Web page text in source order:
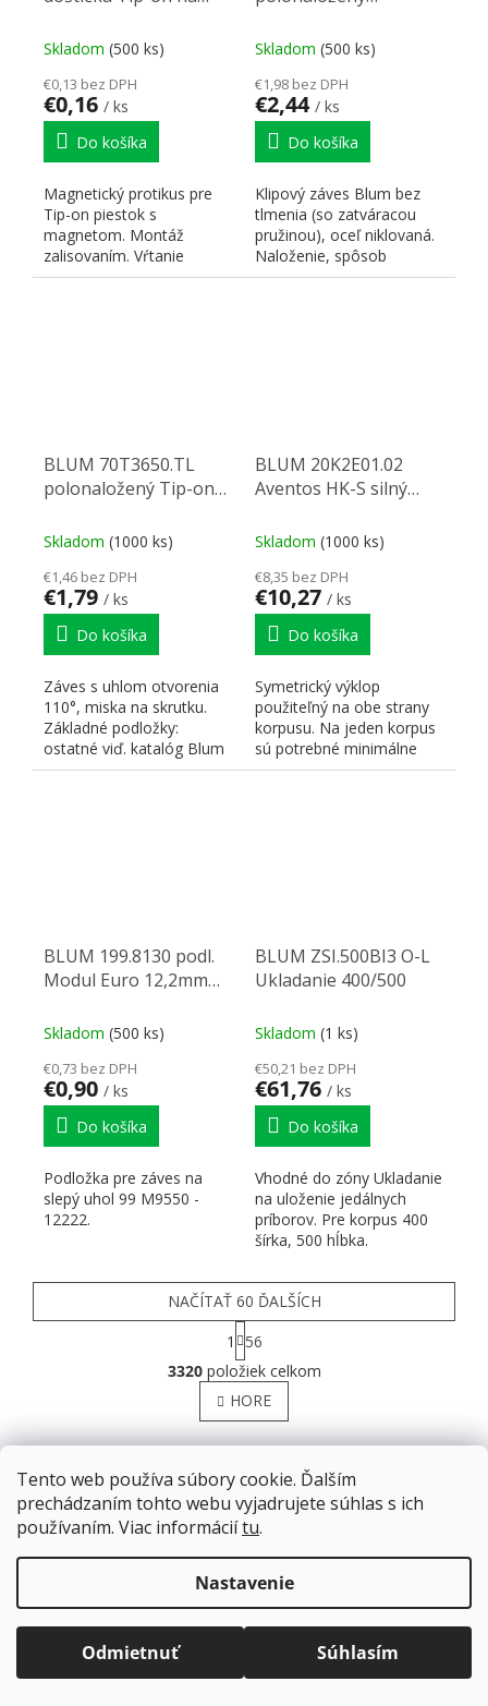
Tento web používa súbory cookie. Ďalším
prechádzaním tohto webu vyjadrujete súhlas s ich
používaním. Viac informáciítu.
Nastavenie
Odmietnuť Súhlasím
Doprava zadarmopre balíkové zásielky v hodnote
nad120 EUR*.
Balíky zasielame už od4 EUR.
ZRÝCHĽUJEME.
Skladom (500 ks)
€0,13 bez DPH
€0,16 / ks
Do košíka
Magnetický protikus pre
Tip-on piestok s
magnetom. Montáž
zalisovaním. Vŕtanie
D5×10 mm.
Skladom (500 ks)
€1,98 bez DPH
€2,44 / ks
Do košíka
Klipový záves Blum bez
tlmenia (so zatváracou
pružinou), oceľ niklovaná.
Naloženie, spôsob
prichytenia misky do...
BLUM 70T3650.TL
polonaložený Tip-on
Skladom (1000 ks)
€1,46 bez DPH
€1,79 / ks
Do košíka
Záves s uhlom otvorenia
110°, miska na skrutku.
Základné podložky:
ostatné viď. katalóg Blum
skrutka 173 L6100 -...
BLUM 20K2E01.02
Aventos HK-S silný
Skladom (1000 ks)
€8,35 bez DPH
€10,27 / ks
Do košíka
Symetrický výklop
použiteľný na obe strany
korpusu. Na jeden korpus
sú potrebné minimálne
2ks výklopov so silou
BLUM 199.8130 podl.
Modul Euro 12,2mm
Skladom (500 ks)
€0,73 bez DPH
€0,90 / ks
Do košíka
Podložka pre záves na
slepý uhol 99 M9550 -
12222.
BLUM ZSI.500BI3 O-L
Ukladanie 400/500
Skladom (1 ks)
€50,21 bez DPH
€61,76 / ks
Do košíka
Vhodné do zóny Ukladanie
na uloženie jedálnych
príborov. Pre korpus 400
šírka, 500 hĺbka.
Ovládacie prvky výpisu
NAČÍTAŤ 60 ĎALŠÍCH
Stránkovanie
1
56
3320položiek celkom
HORE
Informácie pre vás
Obchodné podmienky
GDPR Podmienky ochrany osobných údajov
Doprava a platba